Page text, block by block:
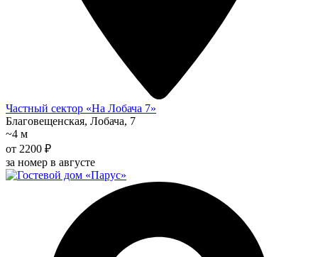
Частный сектор «На Лобача 7»
Благовещенская, Лобача, 7
~4 м
от 2200 ₽
за номер в августе